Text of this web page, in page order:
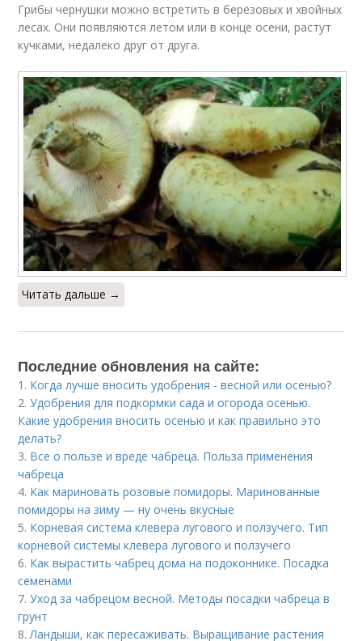
Грибы чернушки можно встретить в берёзовых и хвойных
лесах. Они появляются летом или в конце осени, растут
кучками, недалеко друг от друга.
Читать дальше →
Последние обновления на сайте:
1. Когда лучше вносить удобрения - весной или осенью?
2.Удобрения для подкормки сада и огорода осенью.
Какие удобрения вносить осенью и как правильно это
делать?
3. Все о пользе и вреде чабреца. Польза применения
чабреца
4. Как мариновать розовые помидоры. Маринованные
помидоры на зиму — ну очень вкусные
5. Корневая система клевера лугового и ползучего. Тип
корневой системы клевера лугового и ползучего
6. Как вырастить чабрец дома на подоконнике. Посадка
семенами
7.Уход за чабрецом весной. Методы посадки чабреца в
грунт
8.Ландыши, как пересаживать. Выращивание растения